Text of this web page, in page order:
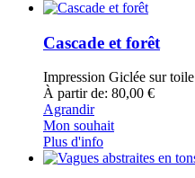
Cascade et forêt
Impression Giclée sur toile
À partir de: 80,00 €
Agrandir
Mon souhait
Plus d'info